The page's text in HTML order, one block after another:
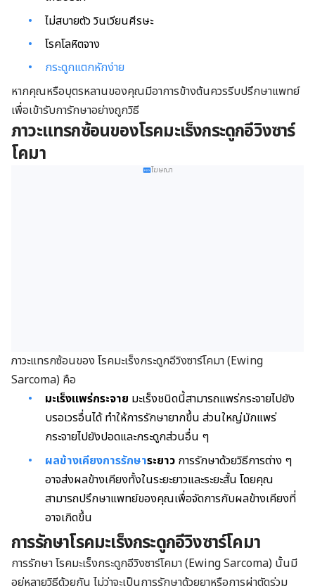
ไม่สบายตัว วินเวียนศีรษะ
โรคโลหิตจาง
กระดูกแตกหักง่าย
หากคุณหรือบุตรหลานของคุณมีอาการข้างต้นควรรีบปรึกษาแพทย์
เพื่อเข้ารับการักษาอย่างถูกวิธี
ภาวะแทรกซ้อนของโรคมะเร็งกระดูกอีวิงซาร์
โคมา
โฆษณา
ภาวะแทรกซ้อนของ โรคมะเร็งกระดูกอีวิงซาร์โคมา (Ewing
Sarcoma) คือ
มะเร็งแพร่กระจาย มะเร็งชนิดนี้สามารถแพร่กระจายไปยัง
บรอเวรอื่นได้ ทำให้การรักษายากขึ้น ส่วนใหญ่มักแพร่
กระจายไปยังปอดและกระดูกส่วนอื่น ๆ
ผลข้างเคียงการรักษาระยาว การรักษาด้วยวิธีการต่าง ๆ
อาจส่งผลข้างเคียงทั้งในระยะยาวและระยะสั้น โดยคุณ
สามารถปรึกษาแพทย์ของคุณเพื่อจัดการกับผลข้างเคียงที่
อาจเกิดขึ้น
การรักษาโรคมะเร็งกระดูกอีวิงซาร์โคมา
การรักษา โรคมะเร็งกระดูกอีวิงซาร์โคมา (Ewing Sarcoma) นั้นมี
อยู่หลายวิธีด้วยกัน ไม่ว่าจะเป็นการรักษาด้วยยาหรือการผ่าตัดร่วม